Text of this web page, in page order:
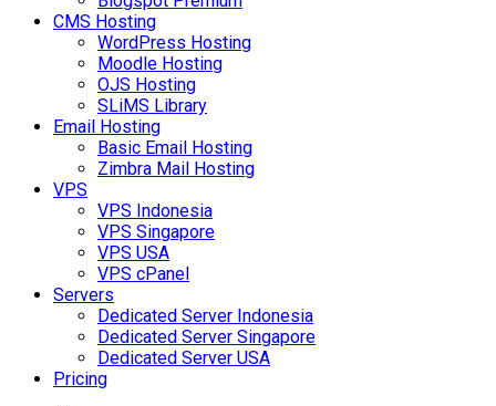
CMS Hosting
WordPress Hosting
Moodle Hosting
OJS Hosting
SLiMS Library
Email Hosting
Basic Email Hosting
Zimbra Mail Hosting
VPS
VPS Indonesia
VPS Singapore
VPS USA
VPS cPanel
Servers
Dedicated Server Indonesia
Dedicated Server Singapore
Dedicated Server USA
Pricing